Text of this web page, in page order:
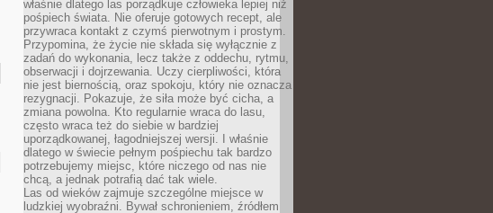
właśnie dlatego las porządkuje człowieka lepiej niż
pośpiech świata. Nie oferuje gotowych recept, ale
przywraca kontakt z czymś pierwotnym i prostym.
Przypomina, że życie nie składa się wyłącznie z
zadań do wykonania, lecz także z oddechu, rytmu,
obserwacji i dojrzewania. Uczy cierpliwości, która
nie jest biernością, oraz spokoju, który nie oznacza
rezygnacji. Pokazuje, że siła może być cicha, a
zmiana powolna. Kto regularnie wraca do lasu,
często wraca też do siebie w bardziej
uporządkowanej, łagodniejszej wersji. I właśnie
dlatego w świecie pełnym pośpiechu tak bardzo
potrzebujemy miejsc, które niczego od nas nie
chcą, a jednak potrafią dać tak wiele.
Las od wieków zajmuje szczególne miejsce w
ludzkiej wyobraźni. Bywał schronieniem, źródłem